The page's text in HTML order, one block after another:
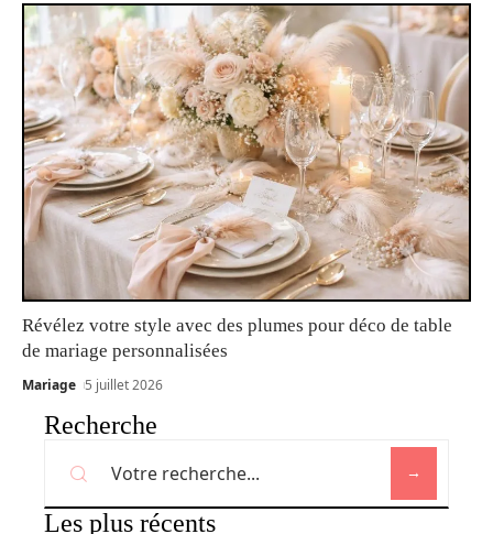
Révélez votre style avec des plumes pour déco de table
de mariage personnalisées
Mariage 5 juillet 2026
Recherche
Les plus récents